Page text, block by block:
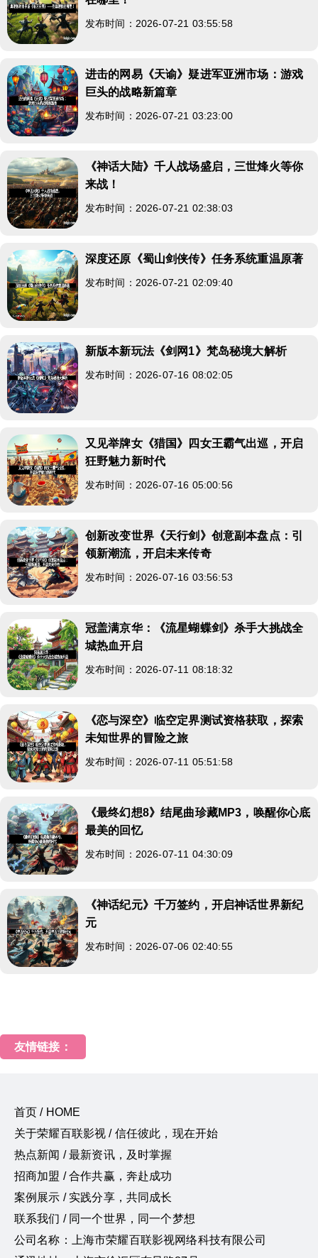
发布时间：2026-07-21 03:55:58
进击的网易《天谕》疑进军亚洲市场：游戏
巨头的战略新篇章
发布时间：2026-07-21 03:23:00
《神话大陆》千人战场盛启，三世烽火等你
来战！
发布时间：2026-07-21 02:38:03
深度还原《蜀山剑侠传》任务系统重温原著
发布时间：2026-07-21 02:09:40
新版本新玩法《剑网1》梵岛秘境大解析
发布时间：2026-07-16 08:02:05
又见举牌女《猎国》四女王霸气出巡，开启
狂野魅力新时代
发布时间：2026-07-16 05:00:56
创新改变世界《天行剑》创意副本盘点：引
领新潮流，开启未来传奇
发布时间：2026-07-16 03:56:53
冠盖满京华：《流星蝴蝶剑》杀手大挑战全
城热血开启
发布时间：2026-07-11 08:18:32
《恋与深空》临空定界测试资格获取，探索
未知世界的冒险之旅
发布时间：2026-07-11 05:51:58
《最终幻想8》结尾曲珍藏MP3，唤醒你心底
最美的回忆
发布时间：2026-07-11 04:30:09
《神话纪元》千万签约，开启神话世界新纪
元
发布时间：2026-07-06 02:40:55
友情链接：
首页 / HOME
关于荣耀百联影视 / 信任彼此，现在开始
热点新闻 / 最新资讯，及时掌握
招商加盟 / 合作共赢，奔赴成功
案例展示 / 实践分享，共同成长
联系我们 / 同一个世界，同一个梦想
公司名称：上海市荣耀百联影视网络科技有限公司